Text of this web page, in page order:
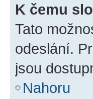
K čemu
Tato
odeslání.
jsou
Nahoru